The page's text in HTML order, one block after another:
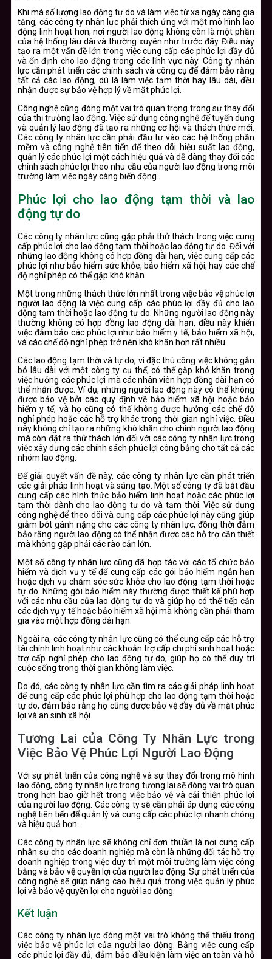
Khi mà số lượng lao động tự do và làm việc từ xa ngày càng gia
tăng, các công ty nhân lực phải thích ứng với một mô hình lao
động linh hoạt hơn, nơi người lao động không còn là một phần
của hệ thống lâu dài và thường xuyên như trước đây. Điều này
tạo ra một vấn đề lớn trong việc cung cấp các phúc lợi đầy đủ
và ổn định cho lao động trong các lĩnh vực này. Công ty nhân
lực cần phát triển các chính sách và công cụ để đảm bảo rằng
tất cả các lao động, dù là làm việc tạm thời hay lâu dài, đều
nhận được sự bảo vệ hợp lý về mặt phúc lợi.
Công nghệ cũng đóng một vai trò quan trọng trong sự thay đổi
của thị trường lao động. Việc sử dụng công nghệ để tuyển dụng
và quản lý lao động đã tạo ra những cơ hội và thách thức mới.
Các công ty nhân lực cần phải đầu tư vào các hệ thống phần
mềm và công nghệ tiên tiến để theo dõi hiệu suất lao động,
quản lý các phúc lợi một cách hiệu quả và dễ dàng thay đổi các
chính sách phúc lợi theo nhu cầu của người lao động trong môi
trường làm việc ngày càng biến động.
Phúc lợi cho lao động tạm thời và lao
động tự do
Các công ty nhân lực cũng gặp phải thử thách trong việc cung
cấp phúc lợi cho lao động tạm thời hoặc lao động tự do. Đối với
những lao động không có hợp đồng dài hạn, việc cung cấp các
phúc lợi như bảo hiểm sức khỏe, bảo hiểm xã hội, hay các chế
độ nghỉ phép có thể gặp khó khăn.
Một trong những thách thức lớn nhất trong việc bảo vệ phúc lợi
người lao động là việc cung cấp các phúc lợi đầy đủ cho lao
động tạm thời hoặc lao động tự do. Những người lao động này
thường không có hợp đồng lao động dài hạn, điều này khiến
việc đảm bảo các phúc lợi như bảo hiểm y tế, bảo hiểm xã hội,
và các chế độ nghỉ phép trở nên khó khăn hơn rất nhiều.
Các lao động tạm thời và tự do, vì đặc thù công việc không gắn
bó lâu dài với một công ty cụ thể, có thể gặp khó khăn trong
việc hưởng các phúc lợi mà các nhân viên hợp đồng dài hạn có
thể nhận được. Ví dụ, những người lao động này có thể không
được bảo vệ bởi các quy định về bảo hiểm xã hội hoặc bảo
hiểm y tế, và họ cũng có thể không được hưởng các chế độ
nghỉ phép hoặc các hỗ trợ khác trong thời gian nghỉ việc. Điều
này không chỉ tạo ra những khó khăn cho chính người lao động
mà còn đặt ra thử thách lớn đối với các công ty nhân lực trong
việc xây dựng các chính sách phúc lợi công bằng cho tất cả các
nhóm lao động.
Để giải quyết vấn đề này, các công ty nhân lực cần phát triển
các giải pháp linh hoạt và sáng tạo. Một số công ty đã bắt đầu
cung cấp các hình thức bảo hiểm linh hoạt hoặc các phúc lợi
tạm thời dành cho lao động tự do và tạm thời. Việc sử dụng
công nghệ để theo dõi và cung cấp các phúc lợi này cũng giúp
giảm bớt gánh nặng cho các công ty nhân lực, đồng thời đảm
bảo rằng người lao động có thể nhận được các hỗ trợ cần thiết
mà không gặp phải các rào cản lớn.
Một số công ty nhân lực cũng đã hợp tác với các tổ chức bảo
hiểm và dịch vụ y tế để cung cấp các gói bảo hiểm ngắn hạn
hoặc dịch vụ chăm sóc sức khỏe cho lao động tạm thời hoặc
tự do. Những gói bảo hiểm này thường được thiết kế phù hợp
với các nhu cầu của lao động tự do và giúp họ có thể tiếp cận
các dịch vụ y tế hoặc bảo hiểm xã hội mà không cần phải tham
gia vào một hợp đồng dài hạn.
Ngoài ra, các công ty nhân lực cũng có thể cung cấp các hỗ trợ
tài chính linh hoạt như các khoản trợ cấp chi phí sinh hoạt hoặc
trợ cấp nghỉ phép cho lao động tự do, giúp họ có thể duy trì
cuộc sống trong thời gian không làm việc.
Do đó, các công ty nhân lực cần tìm ra các giải pháp linh hoạt
để cung cấp các phúc lợi phù hợp cho lao động tạm thời hoặc
tự do, đảm bảo rằng họ cũng được bảo vệ đầy đủ về mặt phúc
lợi và an sinh xã hội.
Tương Lai của Công Ty Nhân Lực trong
Việc Bảo Vệ Phúc Lợi Người Lao Động
Với sự phát triển của công nghệ và sự thay đổi trong mô hình
lao động, công ty nhân lực trong tương lai sẽ đóng vai trò quan
trọng hơn bao giờ hết trong việc bảo vệ và cải thiện phúc lợi
của người lao động. Các công ty sẽ cần phải áp dụng các công
nghệ tiên tiến để quản lý và cung cấp các phúc lợi nhanh chóng
và hiệu quả hơn.
Các công ty nhân lực sẽ không chỉ đơn thuần là nơi cung cấp
nhân sự cho các doanh nghiệp mà còn là những đối tác hỗ trợ
doanh nghiệp trong việc duy trì một môi trường làm việc công
bằng và bảo vệ quyền lợi của người lao động. Sự phát triển của
công nghệ sẽ giúp nâng cao hiệu quả trong việc quản lý phúc
lợi và bảo vệ quyền lợi cho người lao động.
Kết luận
Các công ty nhân lực đóng một vai trò không thể thiếu trong
việc bảo vệ phúc lợi của người lao động. Bằng việc cung cấp
các phúc lợi đầy đủ, đảm bảo điều kiện làm việc an toàn và hỗ